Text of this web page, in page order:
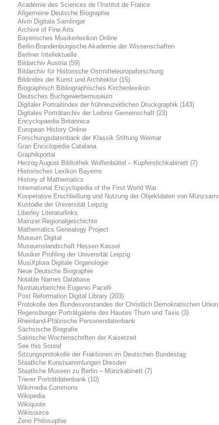
Académie des Sciences de l’Institut de France
Allgemeine Deutsche Biographie
Alvin Digitala Samlingar
Archive of Fine Arts
Bayerisches Musikerlexikon Online
Berlin-Brandenburgische Akademie der Wissenschaften
Berliner Intellektuelle
Bildarchiv Austria (59)
Bildarchiv für Historische Ostmitteleuropaforschung
Bildindex der Kunst und Architektur (15)
Biographisch Bibliographisches Kirchenlexikon
Deutsches Buchgewerbemuseum
Digitaler Portraitindex der frühneuzeitlichen Druckgraphik (143)
Digitales Porträtarchiv der Leibniz Gemeinschaft (23)
Encyclopaedia Britannica
European History Online
Forschungsdatenbank der Klassik Stiftung Weimar
Gran Enciclopèdia Catalana
Graphikportal
Herzog August Bibliothek Wolfenbüttel – Kupferstichkabinett (7)
Historisches Lexikon Bayerns
History of Mathematics
International Encyclopedia of the First World War
Kooperative Erschließung und Nutzung der Objektdaten von
Kustodie der Universität Leipzig
Liberley Literaturlinks
Mainzer Regionalgeschichte
Mathematics Genealogy Project
Museum Digital
Museumslandschaft Hessen Kassel
Musiker Profiling der Universität Leipzig
MusiXplora Digitale Organologie
Neue Deutsche Biographie
Notable Names Database
Nuntiaturberichte Eugenio Pacelli
Post Reformation Digital Library (203)
Protokolle des Bundesvorstandes der Christlich Demokratischen
Regensburger Porträtgalerie des Hauses Thurn und Taxis (3)
Rheinland-Pfälzische Personendatenbank
Sächsische Biografie
Satirische Wochenschriften der Kaiserzeit
See this Sound
Sitzungsprotokolle der Fraktionen im Deutschen Bundestag
Staatliche Kunstsammlungen Dresden
Staatliche Museen zu Berlin – Münzkabinett (7)
Trierer Porträtdatenbank (10)
Wikimedia Commons
Wikipedia
Wikiquote
Wikisource
Zeno Philosophie